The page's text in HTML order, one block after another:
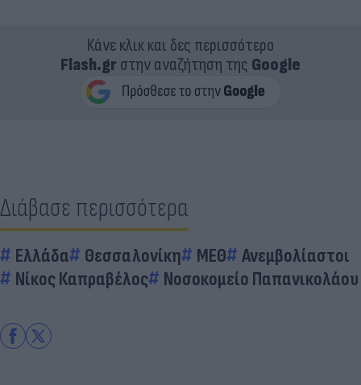
Κάνε κλικ και δες περισσότερο
Flash.grστην αναζήτηση της Google
Διάβασε περισσότερα
Ελλάδα Θεσσαλονίκη ΜΕΘ
Ανεμβολίαστοι
Νίκος Καπραβέλος
Νοσοκομείο Παπανικολάου